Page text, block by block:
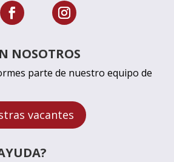
NOSOTROS
parte de nuestro equipo de
vacantes